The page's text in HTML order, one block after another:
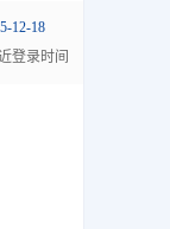
12-18
登录时间